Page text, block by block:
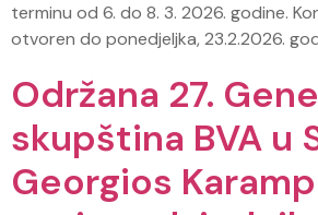
terminu od 6. do 8. 3. 2026. godine.
otvoren do ponedjeljka, 23.2.2026.
Održana 27.
skupština BVA u
Georgios